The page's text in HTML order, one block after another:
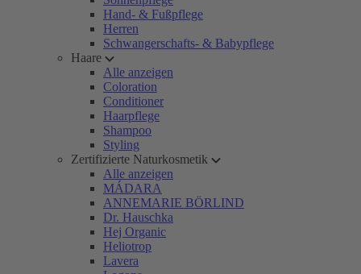
Hand- & Fußpflege
Herren
Schwangerschafts- & Babypflege
Haare
Alle anzeigen
Coloration
Conditioner
Haarpflege
Shampoo
Styling
Zertifizierte Naturkosmetik
Alle anzeigen
MÁDARA
ANNEMARIE BÖRLIND
Dr. Hauschka
Hej Organic
Heliotrop
Lavera